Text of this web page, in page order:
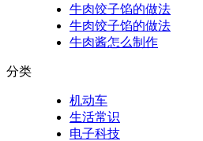
牛肉饺子馅的做法
牛肉饺子馅的做法
牛肉酱怎么制作
分类
机动车
生活常识
电子科技